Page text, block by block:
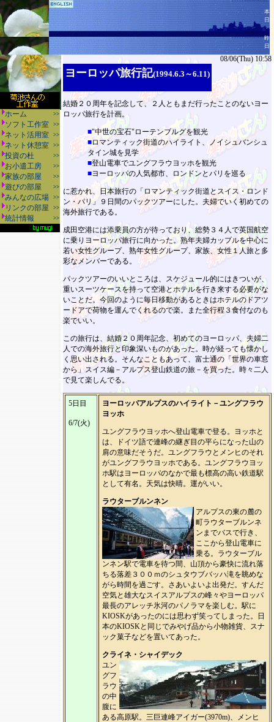
本
日
昨
日
08/06(Thu) 10:58
ヨーロッパ旅行記(1994.6.3～6.11)
結婚２０周年を記念して、２人ともまだ行ったことのないヨー
ロッパ旅行を計画。
■"中世の宝石"ローテンブルグを観光
■ロマンティック街道のハイライト、ノイシュバンシュ
タイン城を見学
■登山電車でユングフラウヨッホを観光
■ヨーロッパの人気都市、ロンドンとパリを巡る
に惹かれ、日本旅行の「ロマンティック街道とスイス・ロンド
ン・パリ」９日間のパックツアーにした。夫婦でいく初めての
海外旅行である。
成田空港には添乗員の方が待っており、総勢３４人で英国航空
に乗りヨーロッパ旅行に向かった。熟年夫婦カップルを中心に
若い女性グループ、熟年女性グループ、家族、女性１人旅と多
彩なメンバーである。
パックツアーのいいところは、スケジュール的にはきついが、
重いスーツケースを持って空港とホテルを行き来する必要がな
いことだ。今回のように毎日移動があるときはホテルのドアツ
ードアで荷物を運んでくれるので楽。また全行程３食付なのも
楽でいい。
この旅行は、結婚２０周年記念、初めてのヨーロッパ、夫婦二
人での海外旅行と印象深いものがあった。時が経っても懐かし
く思い出される。そんなこともあって、富士通の「世界の車窓
から」スイス編－アルプス登山鉄道の旅－を買った。時々二人
で見て楽しんでる。
5日目
6/7(火)
ヨーロッパアルプスのハイライト－ユングフラウ
ヨッホ
ユングフラウヨッホへ登山電車で登る。ヨッホと
は、ドイツ語で連峰の継ぎ目の平らになった山の
肩の意味だそうだ。ユングフラウとメンヒのそれ
がユングフラウヨッホである。ユングフラウヨッ
ホ駅はヨーロッパのなかで最も標高の高い鉄道駅
として有名。天気は快晴。運がいい。
ラウターブルンネン
アルプスの東の麓の
町ラウターブルンネ
ンまでバスで行き、
ここから登山電車に
乗る。ラウターブル
ンネン駅で電車を待つ間、山頂から豪快に流れ落
ちる落差３００ｍのシュタウブバッハ滝を眺めな
がら時間を過ごす。さあいよいよ出発だ。すんだ
空気と雄大なスイスアルプスの峰々やヨーロッパ
最長のアレッチ氷河のパノラマを楽しむ。駅に
KIOSKがあったのには思わず笑ってしまった。日
本のKIOSKと同じでみやげ品から小物雑貨、スナ
ック菓子などを置いてあった。
クライネ・シャイデック
ユン
グフ
ラウ
の中
腹に
ある高原駅。三巨連峰アイガー(3970m)、メンヒ
ホーム >>
ソフト工作室 >>
ネット活用室 >>
ネット休憩室 >>
投資の杜 >>
お小遣工房 >>
家族の部屋 >>
遊びの部屋 >>
みんなの広場 >>
リンクの部屋 >>
統計情報 >>